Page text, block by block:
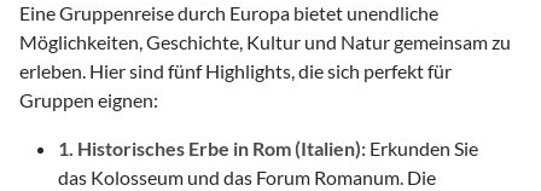
Eine Gruppenreise durch Europa bietet unendliche
Möglichkeiten, Geschichte, Kultur und Natur gemeinsam zu
erleben. Hier sind fünf Highlights, die sich perfekt für
Gruppen eignen:
1. Historisches Erbe in Rom (Italien): Erkunden Sie
das Kolosseum und das Forum Romanum. Die